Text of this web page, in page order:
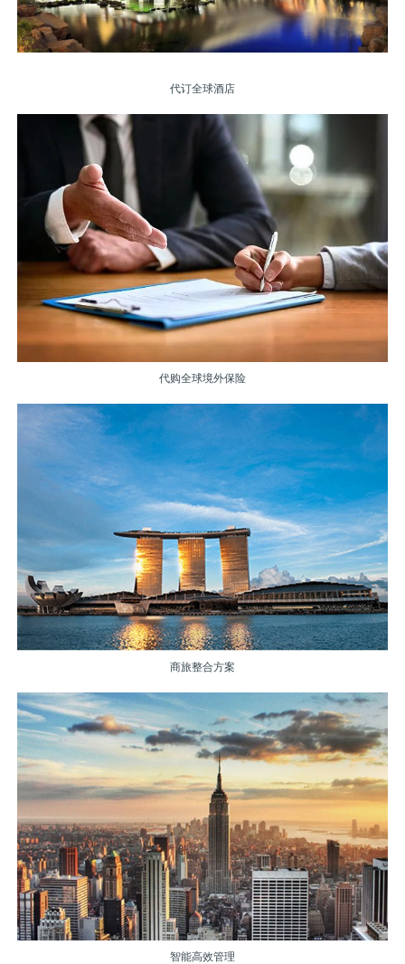
代订全球酒店
代购全球境外保险
商旅整合方案
智能高效管理